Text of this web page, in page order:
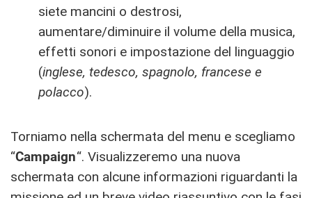
siete mancini o destrosi,
aumentare/diminuire il volume della musica,
effetti sonori e impostazione del linguaggio
(inglese, tedesco, spagnolo, francese e
polacco).
Torniamo nella schermata del menu e scegliamo
“Campaign“. Visualizzeremo una nuova
schermata con alcune informazioni riguardanti la